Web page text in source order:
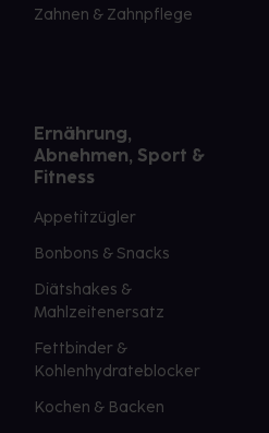
Zahnen & Zahnpflege
Ernährung,
Abnehmen, Sport &
Fitness
Appetitzügler
Bonbons & Snacks
Diätshakes &
Mahlzeitenersatz
Fettbinder &
Kohlenhydrateblocker
Kochen & Backen